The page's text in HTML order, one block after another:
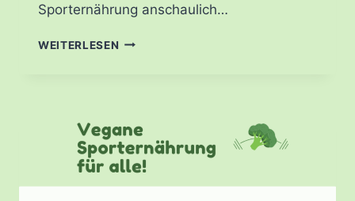
Sporternährung anschaulich…
WEITERLESEN SCHNUPPERTAG